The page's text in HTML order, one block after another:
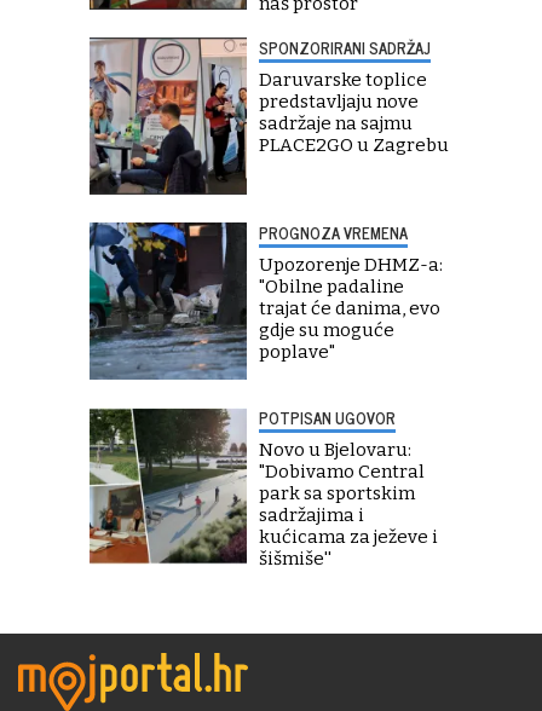
SPONZORIRANI SADRŽAJ
Daruvarske toplice
predstavljaju nove
sadržaje na sajmu
PLACE2GO u Zagrebu
PROGNOZA VREMENA
Upozorenje DHMZ-a:
"Obilne padaline
trajat će danima, evo
gdje su moguće
poplave"
POTPISAN UGOVOR
Novo u Bjelovaru:
"Dobivamo Central
park sa sportskim
sadržajima i
kućicama za ježeve i
šišmiše''